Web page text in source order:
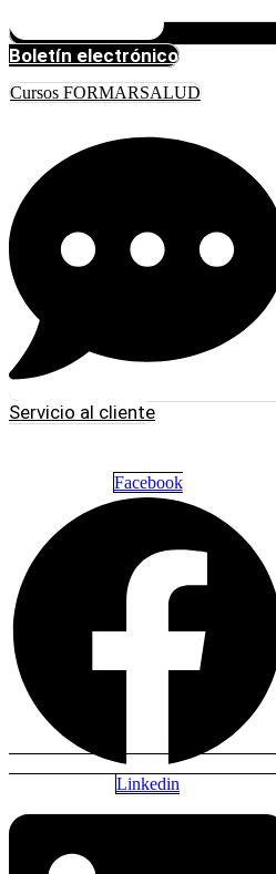
Boletín electrónico
Cursos FORMARSALUD
Servicio al cliente
Facebook
Linkedin